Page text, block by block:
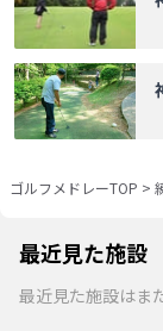
ゴルフメドレーTOP >
最近見た施設
最近見た施設はま